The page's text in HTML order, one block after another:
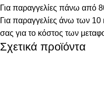
Για παραγγελίες πάνω από
Για παραγγελίες άνω των 10
σας για το κόστος των
Σχετικά προϊόντα